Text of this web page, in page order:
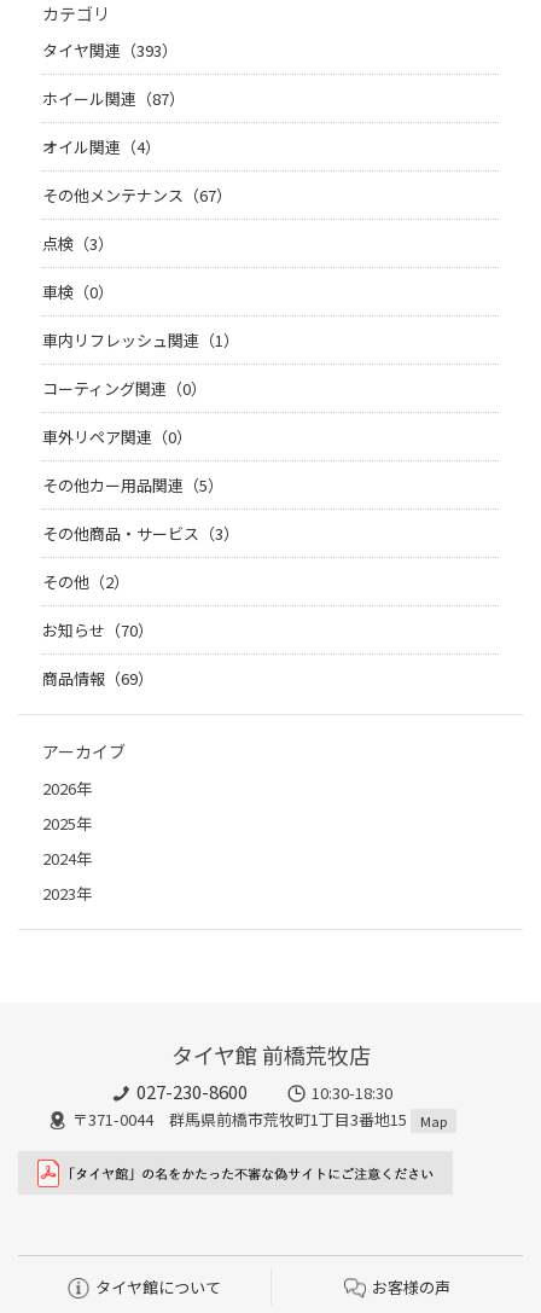
カテゴリ
タイヤ関連（393）
ホイール関連（87）
オイル関連（4）
その他メンテナンス（67）
点検（3）
車検（0）
車内リフレッシュ関連（1）
コーティング関連（0）
車外リペア関連（0）
その他カー用品関連（5）
その他商品・サービス（3）
その他（2）
お知らせ（70）
商品情報（69）
アーカイブ
2026年
2025年
2024年
2023年
タイヤ館 前橋荒牧店
027-230-8600
10:30-18:30
〒371-0044 群馬県前橋市荒牧町1丁目3番地15
Map
タイヤ館について お客様の声